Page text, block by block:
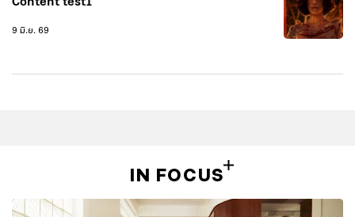
9 มิ.ย. 69
IN FOCUS